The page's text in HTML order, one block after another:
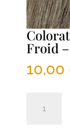
Froid
10,00